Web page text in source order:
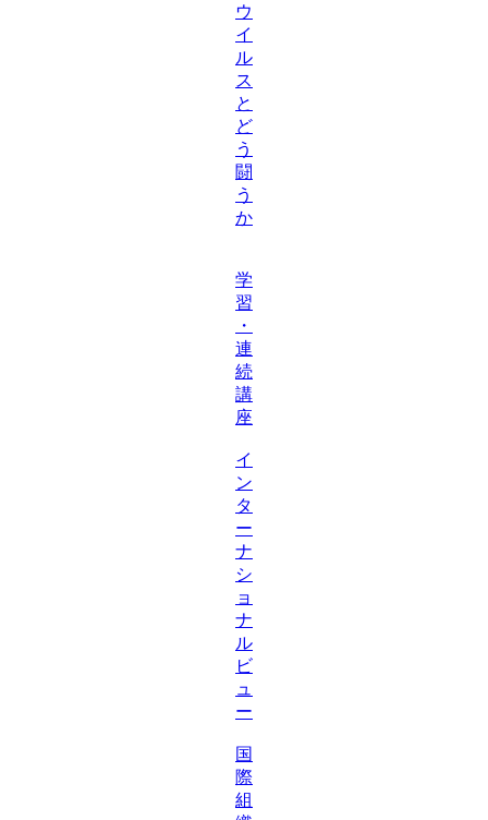
ウ
イ
ル
ス
と
ど
う
闘
う
か
学
習
・
連
続
講
座
イ
ン
タ
ー
ナ
シ
ョ
ナ
ル
ビ
ュ
ー
国
際
組